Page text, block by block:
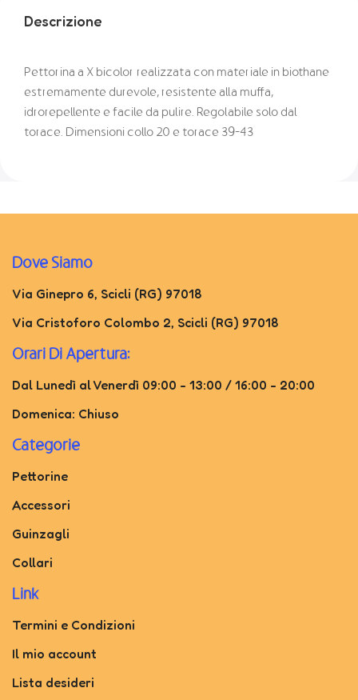
Descrizione
Pettorina a X bicolor realizzata con materiale in biothane
estremamente durevole, resistente alla muffa,
idrorepellente e facile da pulire. Regolabile solo dal
torace. Dimensioni collo 20 e torace 39-43
Dove Siamo
Via Ginepro 6, Scicli (RG) 97018
Via Cristoforo Colombo 2, Scicli (RG) 97018
Orari Di Apertura:
Dal Lunedì al Venerdì 09:00 - 13:00 / 16:00 - 20:00
Domenica: Chiuso
Categorie
Pettorine
Accessori
Guinzagli
Collari
Link
Termini e Condizioni
Il mio account
Lista desideri